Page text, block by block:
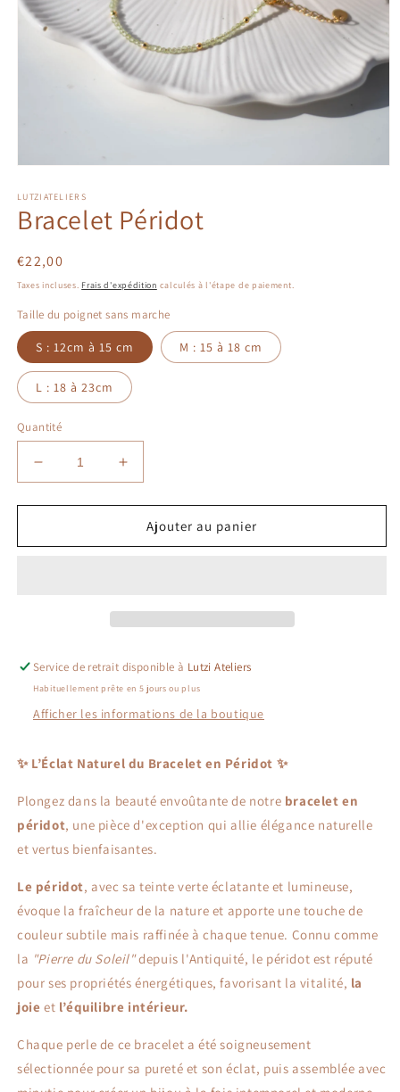
média
1
dans
modale
LUTZIATELIERS
Bracelet Péridot
Prix
habituel
€22,00
Taxes incluses. Frais d'expédition calculés à l'étape de paiement.
Taille du poignet sans marche
S : 12cm à 15 cm M : 15 à 18 cm
L : 18 à 23cm
Quantité
Réduire
la
quantité
Bracelet
Augmenter
la
quantité
Bracelet
Ajouter au panier
Service de retrait disponible à Lutzi Ateliers
Habituellement prête en 5 jours ou plus
Afficher les informations de la boutique
✨ L’Éclat Naturel du Bracelet en Péridot ✨
Plongez dans la beauté envoûtante de notre bracelet en
péridot, une pièce d'exception qui allie élégance naturelle
et vertus bienfaisantes.
Le péridot, avec sa teinte verte éclatante et lumineuse,
évoque la fraîcheur de la nature et apporte une touche de
couleur subtile mais raffinée à chaque tenue. Connu comme
la "Pierre du Soleil"depuis l'Antiquité, le péridot est réputé
pour ses propriétés énergétiques, favorisant la vitalité, la
joie et l’équilibre intérieur.
Chaque perle de ce bracelet a été soigneusement
sélectionnée pour sa pureté et son éclat, puis assemblée avec